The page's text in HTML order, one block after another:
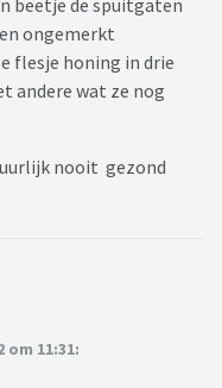
beetje de spuitgaten
ongemerkt
flesje honing in drie
andere wat ze nog
nooit gezond
om 11:31: